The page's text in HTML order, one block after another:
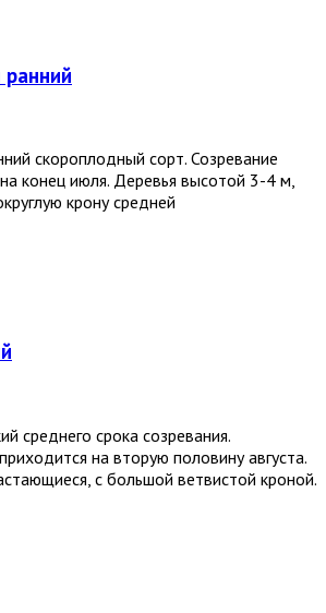
ранний
скороплодный сорт. Созревание
конец июля. Деревья высотой 3-4 м,
крону средней
среднего срока созревания.
на вторую половину августа.
с большой ветвистой кроной.